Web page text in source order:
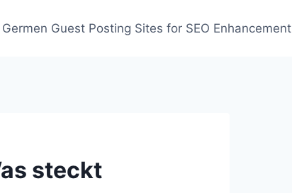
Guest Posting Sites for SEO Enhancement
steckt